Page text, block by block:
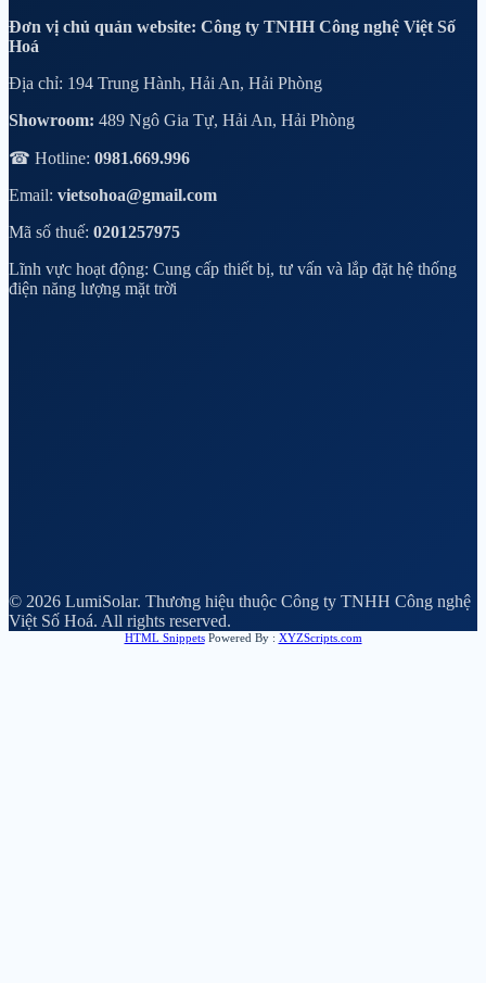
Đơn vị chủ quản website: Công ty TNHH Công nghệ Việt Số
Hoá
Địa chỉ: 194 Trung Hành, Hải An, Hải Phòng
Showroom: 489 Ngô Gia Tự, Hải An, Hải Phòng
☎ Hotline: 0981.669.996
Email: vietsohoa@gmail.com
Mã số thuế: 0201257975
Lĩnh vực hoạt động: Cung cấp thiết bị, tư vấn và lắp đặt hệ thống
điện năng lượng mặt trời
© 2026 LumiSolar. Thương hiệu thuộc Công ty TNHH Công nghệ
Việt Số Hoá. All rights reserved.
HTML SnippetsPowered By : XYZScripts.com